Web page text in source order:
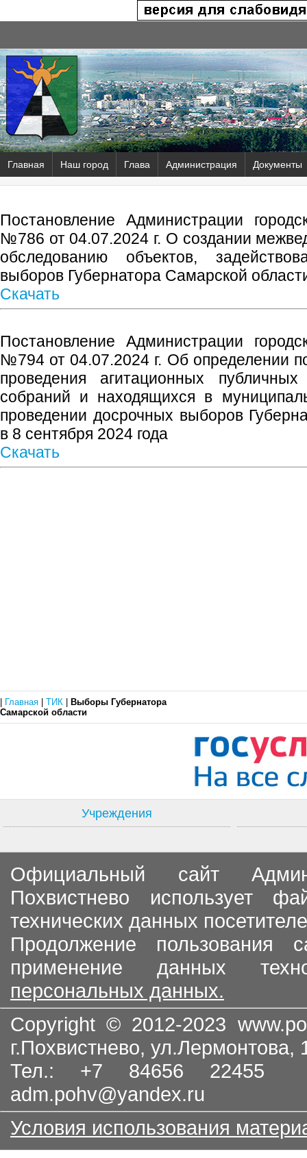
Главная Наш город Глава Администрация Документы
Постановление Администрации
№786 от 04.07.2024 г. О создании
обследованию объектов,
выборов Губернатора Самарской
Скачать
Постановление Администрации
№794 от 04.07.2024 г. Об определении
проведения агитационных
собраний и находящихся в
проведении досрочных выборов
в 8 сентября 2024 года
Скачать
Главная ТИК
Выборы Губернатора
Самарской области
Учреждения
Официальный сайт
Похвистнево использует
технических данных
Продолжение пользования
применение данных
персональных данных.
Copyright © 2012-2023
г.Похвистнево, ул.Лермонтова,
Тел.: +7 84656
adm.pohv@yandex.ru
Условия использования